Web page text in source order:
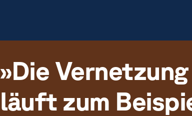
»Die
läuft zum